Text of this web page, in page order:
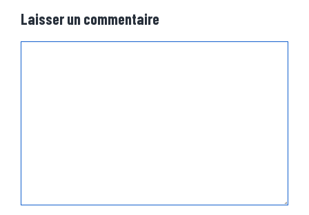
Laisser un commentaire